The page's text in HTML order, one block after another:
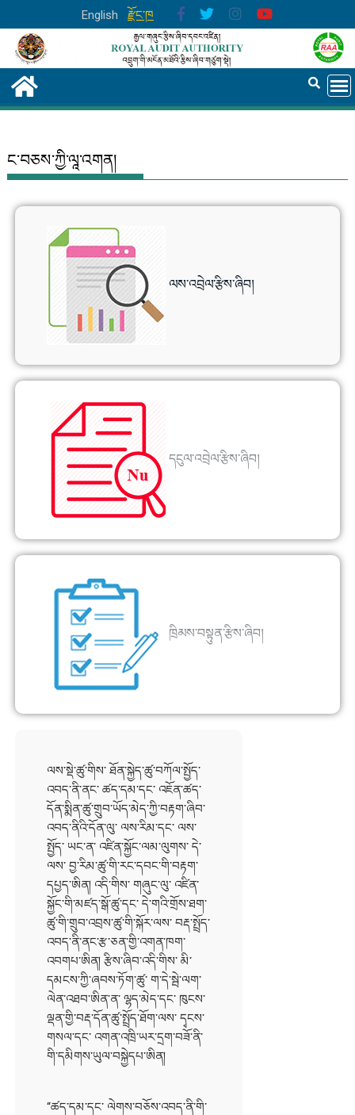
English རྫོང་ཁ
ང་བཅས་ཀྱི་ལཱ་འགན།
ལས་འབྲེལ་རྩིས་ཞིབ།
དངུལ་འབྲེལ་རྩིས་ཞིབ།
ཁྲིམས་བསྟུན་རྩིས་ཞིབ།
ལས་སྡེ་ཚུ་གིས་ ཐོན་སྐྱེད་ཚུ་བཀོལ་སྤྱོད་
འབད་ནི་ནང་ ཚད་དམ་དང་ འཇོན་ཚད་
དོན་སྨིན་ཚུ་གྲུབ་ཡོད་མེད་ཀྱི་བརྟག་ཞིབ་
འབད་ནིའི་དོན་ལུ་ ལས་རིམ་དང་ ལས་
སྤྱོད་ ཡང་ན་ འཛིན་སྐྱོང་ལམ་ལུགས་ དེ་
ལས་ བྱ་རིམ་ཚུ་གི་རང་དབང་གི་བརྟག་
དཔྱད་ཨིན། འདི་གིས་ གཞུང་ལུ་ འཛིན་
སྐྱོང་གི་མཛད་སྒོ་ཚུ་དང་ དེ་གའི་གྲོས་ཐག་
ཚུ་གི་གྲུབ་འབྲས་ཚུ་གི་སྐོར་ལས་ བརྡ་སྤྲོད་
འབད་ནི་ནང་རྩ་ཅན་གྱི་འགན་ཁག་
འབགཔ་ཨིན། རྩིས་ཞིབ་འདི་གིས་ མི་
དམངས་ཀྱི་ཞབས་ཏོག་ཚུ་ ག་དེ་སྦེ་ལག་
ལེན་འཐབ་ཨིན་ན་ ལྷད་མེད་དང་ ཁུངས་
ལྡན་གྱི་བརྡ་དོན་ཚུ་སྤྲོད་ཐོག་ལས་ དྭངས་
གསལ་དང་ འགན་འཁྲི་ཡར་དྲག་བཟོ་ནི་
གི་དམིགས་ཡུལ་བསྐྱེདཔ་ཨིན།
“ཚད་དམ་དང་ ལེགས་བཅོས་འབད་ནི་གི་